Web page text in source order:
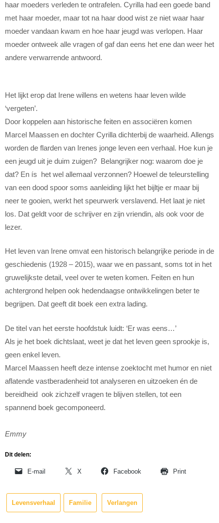
haar moeders verleden te ontrafelen. Cyrilla had een goede band
met haar moeder, maar tot na haar dood wist ze niet waar haar
moeder vandaan kwam en hoe haar jeugd was verlopen. Haar
moeder ontweek alle vragen of gaf dan eens het ene dan weer het
andere verwarrende antwoord.
Het lijkt erop dat Irene willens en wetens haar leven wilde
‘vergeten’.
Door koppelen aan historische feiten en associëren komen
Marcel Maassen en dochter Cyrilla dichterbij de waarheid. Allengs
worden de flarden van Irenes jonge leven een verhaal. Hoe kun je
een jeugd uit je duim zuigen? Belangrijker nog: waarom doe je
dat? En ís het wel allemaal verzonnen? Hoewel de teleurstelling
van een dood spoor soms aanleiding lijkt het bijltje er maar bij
neer te gooien, werkt het speurwerk verslavend. Het laat je niet
los. Dat geldt voor de schrijver en zijn vriendin, als ook voor de
lezer.
Het leven van Irene omvat een historisch belangrijke periode in de
geschiedenis (1928 – 2015), waar we en passant, soms tot in het
gruwelijkste detail, veel over te weten komen. Feiten en hun
achtergrond helpen ook hedendaagse ontwikkelingen beter te
begrijpen. Dat geeft dit boek een extra lading.
De titel van het eerste hoofdstuk luidt: ‘Er was eens…’
Als je het boek dichtslaat, weet je dat het leven geen sprookje is,
geen enkel leven.
Marcel Maassen heeft deze intense zoektocht met humor en niet
aflatende vastberadenheid tot analyseren en uitzoeken én de
bereidheid ook zichzelf vragen te blijven stellen, tot een
spannend boek gecomponeerd.
Emmy
Dit delen:
E-mail X Facebook Print
Levensverhaal Familie Verlangen